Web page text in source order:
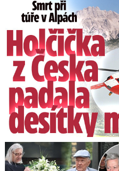
Smrt Češky v Alpách: Zemřela
Speciální řečníci nad rakví